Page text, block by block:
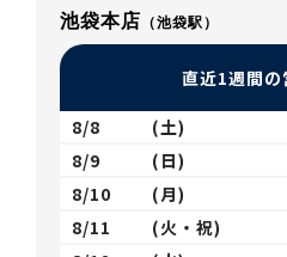
池袋本店 （池袋駅）
直近1週間の
8/8 (土)
8/9
(日)
8/10
(月)
8/11
(火・祝)